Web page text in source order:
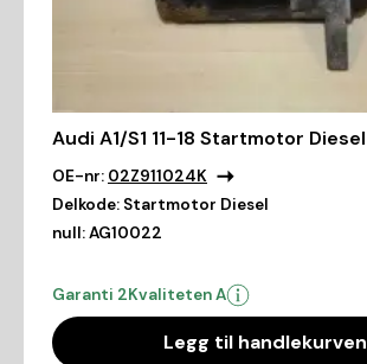
Audi A1/S1 11-18 Startmotor Diesel
OE-nr: 02Z911024K
Delkode: Startmotor Diesel
null:AG10022
Garanti 2Kvaliteten A
Legg til handlekurven